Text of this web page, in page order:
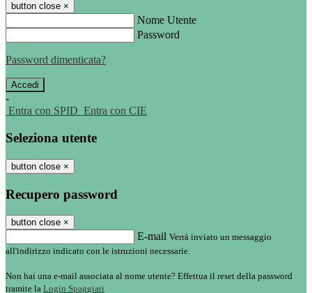
button close ×
Nome Utente
Password
Password dimenticata?
-
Entra con SPID Entra con CIE
Seleziona utente
button close ×
Recupero password
button close ×
E-mail Verrà inviato un messaggio
all'indirizzo indicato con le istruzioni necessarie.
Non hai una e-mail associata al nome utente? Effettua il reset della password
tramite la Login Spaggiari